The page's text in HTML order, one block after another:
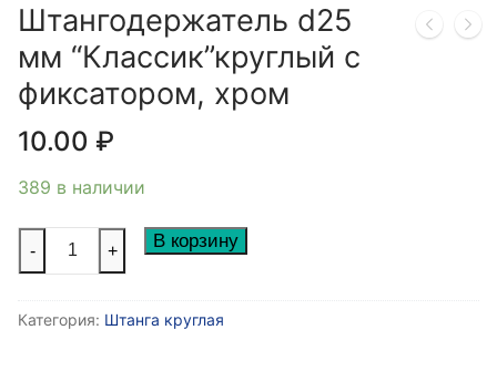
Штангодержатель d25
мм “Классик”круглый с
фиксатором, хром
10.00 ₽
389 в наличии
Количество
товара
d25
- + В корзину
Категория: Штанга круглая